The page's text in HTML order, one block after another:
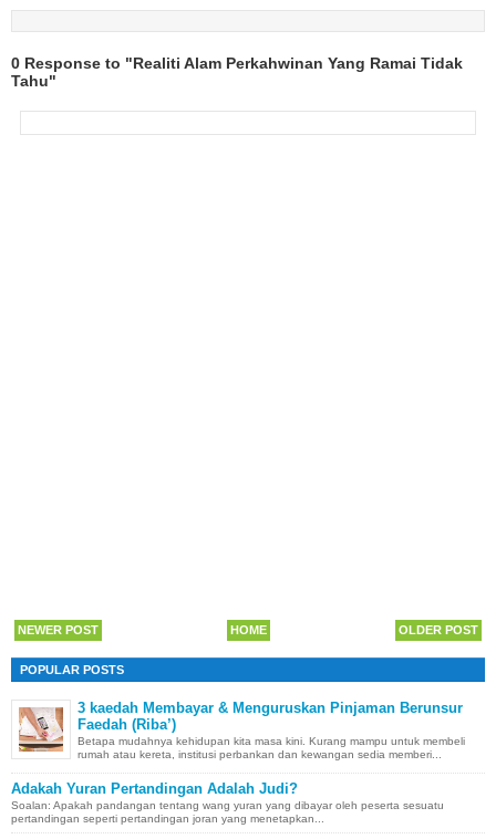
0 Response to "Realiti Alam Perkahwinan Yang Ramai Tidak
Tahu"
NEWER POST OLDER POST
HOME
POPULAR POSTS
3 kaedah Membayar & Menguruskan Pinjaman Berunsur
Faedah (Riba’)
Betapa mudahnya kehidupan kita masa kini. Kurang mampu untuk membeli
rumah atau kereta, institusi perbankan dan kewangan sedia memberi...
Adakah Yuran Pertandingan Adalah Judi?
Soalan: Apakah pandangan tentang wang yuran yang dibayar oleh peserta sesuatu
pertandingan seperti pertandingan joran yang menetapkan...